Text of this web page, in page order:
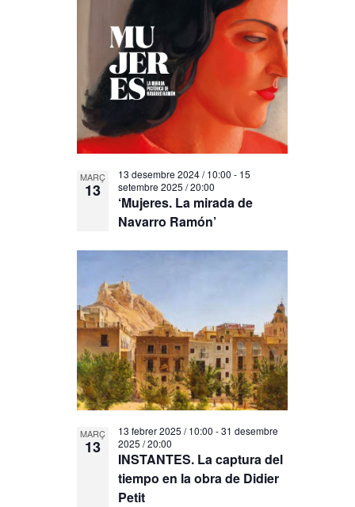
MARÇ
13
‘Mujeres. La mirada de
Navarro Ramón’
13 desembre 2024 / 10:00 - 15
setembre 2025 / 20:00
MARÇ
13
INSTANTES. La captura del
tiempo en la obra de Didier
Petit
13 febrer 2025 / 10:00 -31 desembre
2025 / 20:00